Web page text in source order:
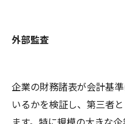
外部監査
企業の財務諸表が会計基
いるかを検証し、第三者